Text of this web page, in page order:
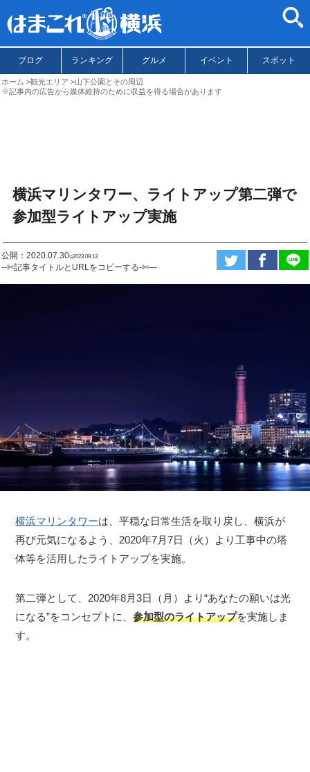
ブログ ランキング グルメ イベント スポット
ホーム 観光エリア
山下公園とその周辺
※記事内の広告から媒体維持のために収益を得る場合があります
横浜マリンタワー、ライトアップ第二弾で
参加型ライトアップ実施
公開：2020.07.30ಇ2023.09.13
--✄記事タイトルとURLをコピーする-✄—
横浜マリンタワーは、平穏な日常生活を取り戻し、横浜が
再び元気になるよう、2020年7月7日（火）より工事中の塔
体等を活用したライトアップを実施。
第二弾として、2020年8月3日（月）より“あなたの願いは光
になる”をコンセプトに、参加型のライトアップを実施しま
す。